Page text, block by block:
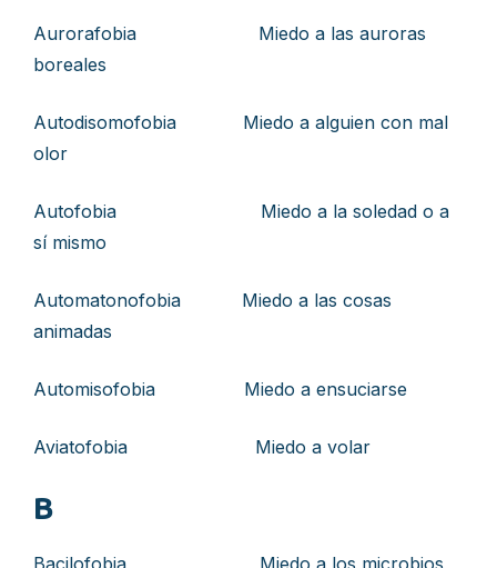
Aurorafobia Miedo a las auroras
boreales
Autodisomofobia Miedo a alguien con mal
olor
Autofobia Miedo a la soledad o a
sí mismo
Automatonofobia Miedo a las cosas
animadas
Automisofobia Miedo a ensuciarse
Aviatofobia Miedo a volar
B
Bacilofobia Miedo a los microbios